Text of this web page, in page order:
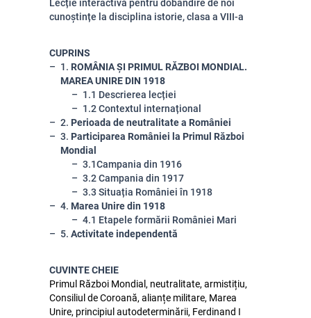
Lecție interactivă pentru dobândire de noi
cunoștințe la disciplina istorie, clasa a VIII-a
CUPRINS
1. ROMÂNIA ȘI PRIMUL RĂZBOI MONDIAL.
MAREA UNIRE DIN 1918
1.1 Descrierea lecției
1.2 Contextul internațional
2. Perioada de neutralitate a României
3. Participarea României la Primul Război
Mondial
3.1Campania din 1916
3.2 Campania din 1917
3.3 Situația României în 1918
4. Marea Unire din 1918
4.1 Etapele formării României Mari
5. Activitate independentă
CUVINTE CHEIE
Primul Război Mondial, neutralitate, armistițiu,
Consiliul de Coroană, alianțe militare, Marea
Unire, principiul autodeterminării, Ferdinand I